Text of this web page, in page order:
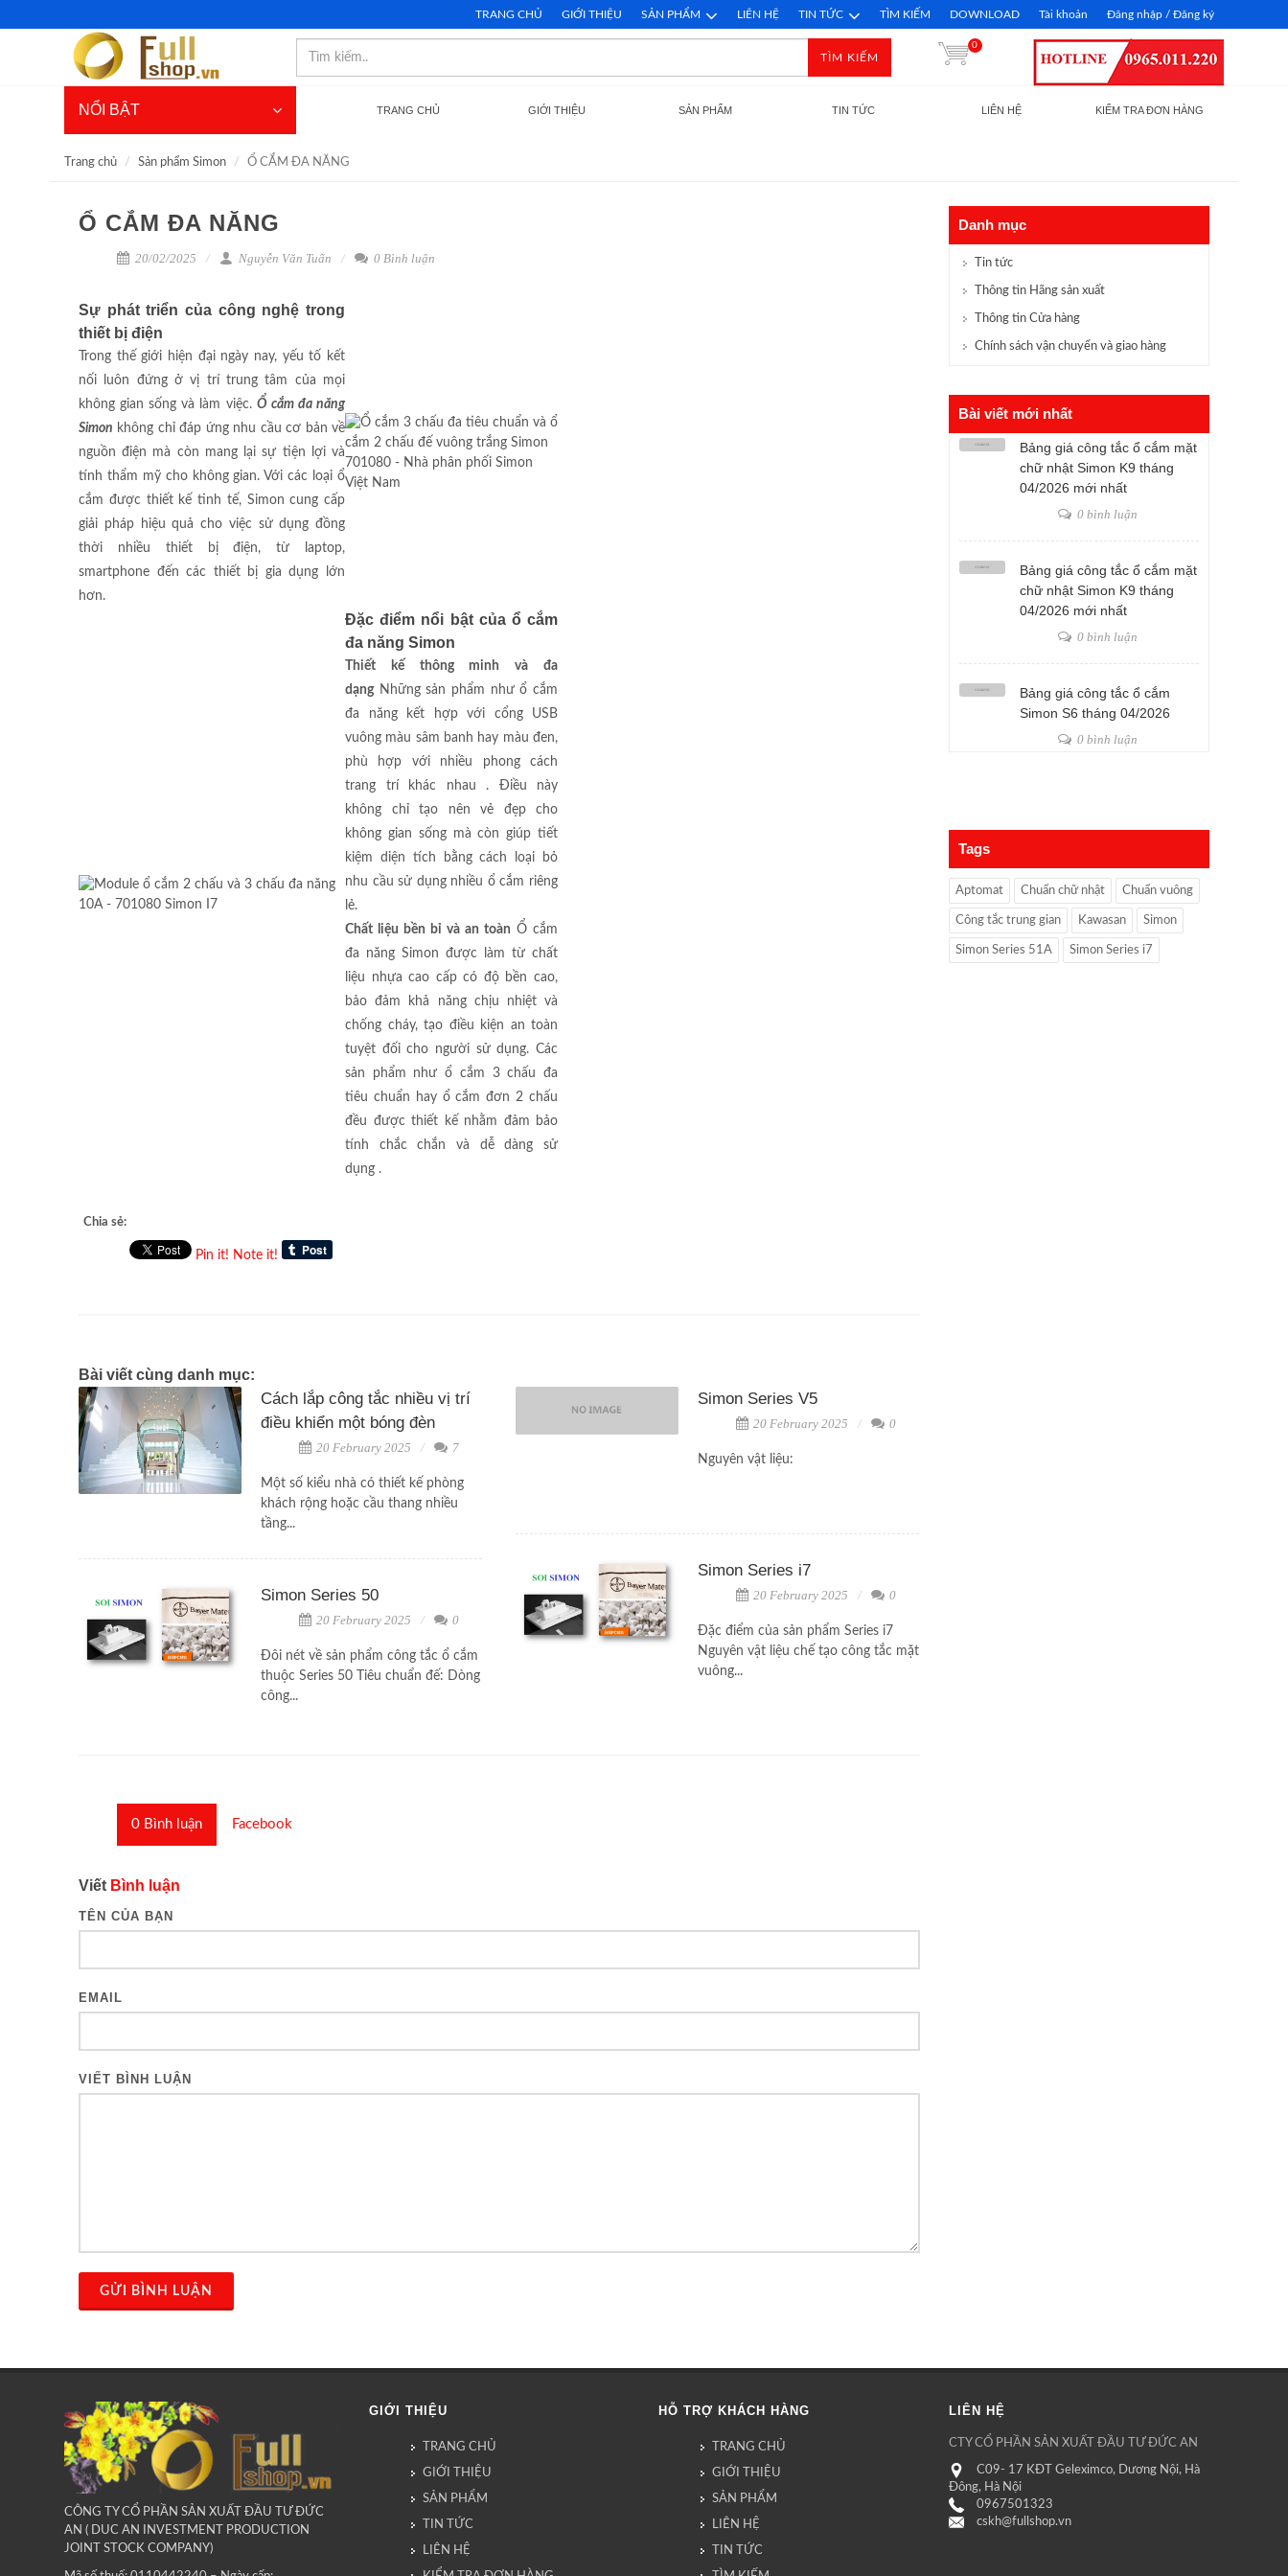
TRANG CHỦ GIỚI THIỆU SẢN PHẨM LIÊN HỆ TIN TỨC TÌM KIẾM DOWNLOAD Tài khoản Đăng nhập / Đăng ký
TÌM KIẾM
0
NỔI BẬT TRANG CHỦ GIỚI THIỆU SẢN PHẨM TIN TỨC LIÊN HỆ KIỂM TRA ĐƠN HÀNG
Trang chủ Sản phẩm Simon Ổ CẮM ĐA NĂNG
Ổ CẮM ĐA NĂNG
20/02/2025 Nguyễn Văn Tuấn 0 Bình luận
Sự phát triển của công nghệ trong
thiết bị điện
Trong thế giới hiện đại ngày nay, yếu tố kết
nối luôn đứng ở vị trí trung tâm của mọi
không gian sống và làm việc. Ổ cắm đa năng
Simon không chỉ đáp ứng nhu cầu cơ bản về
nguồn điện mà còn mang lại sự tiện lợi và
tính thẩm mỹ cho không gian. Với các loại ổ
cắm được thiết kế tinh tế, Simon cung cấp
giải pháp hiệu quả cho việc sử dụng đồng
thời nhiều thiết bị điện, từ laptop,
smartphone đến các thiết bị gia dụng lớn
hơn.
Đặc điểm nổi bật của ổ cắm
đa năng Simon
Thiết kế thông minh và đa
dạngNhững sản phẩm như ổ cắm
đa năng kết hợp với cổng USB
vuông màu sâm banh hay màu đen,
phù hợp với nhiều phong cách
trang trí khác nhau . Điều này
không chỉ tạo nên vẻ đẹp cho
không gian sống mà còn giúp tiết
kiệm diện tích bằng cách loại bỏ
nhu cầu sử dụng nhiều ổ cắm riêng
lẻ.
Chất liệu bền bỉ và an toàn Ổ cắm
đa năng Simon được làm từ chất
liệu nhựa cao cấp có độ bền cao,
bảo đảm khả năng chịu nhiệt và
chống cháy, tạo điều kiện an toàn
tuyệt đối cho người sử dụng. Các
sản phẩm như ổ cắm 3 chấu đa
tiêu chuẩn hay ổ cắm đơn 2 chấu
đều được thiết kế nhằm đảm bảo
tính chắc chắn và dễ dàng sử
dụng .
Chia sẻ:
Pin it! Note it!
Bài viết cùng danh mục:
Cách lắp công tắc nhiều vị trí
điều khiển một bóng đèn
20 February 2025 7
Một số kiểu nhà có thiết kế phòng
khách rộng hoặc cầu thang nhiều
tầng...
Simon Series 50
20 February 2025 0
Đôi nét về sản phẩm công tắc ổ cắm
thuộc Series 50 Tiêu chuẩn đế: Dòng
công...
Simon Series V5
20 February 2025 0
Nguyên vật liệu:
Simon Series i7
20 February 2025 0
Đặc điểm của sản phẩm Series i7
Nguyên vật liệu chế tạo công tắc mặt
vuông...
0 Bình luận Facebook
Viết Bình luận
TÊN CỦA BẠN
EMAIL
VIẾT BÌNH LUẬN
GỬI BÌNH LUẬN
Danh mục
Tin tức
Thông tin Hãng sản xuất
Thông tin Cửa hàng
Chính sách vận chuyển và giao hàng
Bài viết mới nhất
Bảng giá công tắc ổ cắm mặt
chữ nhật Simon K9 tháng
04/2026 mới nhất
0 bình luận
Bảng giá công tắc ổ cắm mặt
chữ nhật Simon K9 tháng
04/2026 mới nhất
0 bình luận
Bảng giá công tắc ổ cắm
Simon S6 tháng 04/2026
0 bình luận
Tags
Aptomat Chuẩn chữ nhật Chuẩn vuông
Công tắc trung gian Kawasan Simon
Simon Series 51A Simon Series i7
CÔNG TY CỔ PHẦN SẢN XUẤT ĐẦU TƯ ĐỨC
AN ( DUC AN INVESTMENT PRODUCTION
JOINT STOCK COMPANY)
GIỚI THIỆU
TRANG CHỦ
GIỚI THIỆU
SẢN PHẨM
TIN TỨC
LIÊN HỆ
HỖ TRỢ KHÁCH HÀNG
TRANG CHỦ
GIỚI THIỆU
SẢN PHẨM
LIÊN HỆ
TIN TỨC
LIÊN HỆ
CTY CỔ PHẦN SẢN XUẤT ĐẦU TƯ ĐỨC AN
C09- 17 KĐT Geleximco, Dương Nội, Hà
Đông, Hà Nội
0967501323
cskh@fullshop.vn